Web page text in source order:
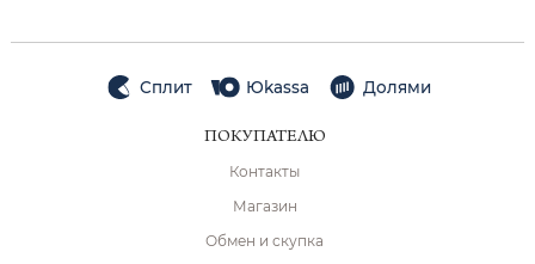
Сплит Юkassa Долями
ПОКУПАТЕЛЮ
Контакты
Магазин
Обмен и скупка